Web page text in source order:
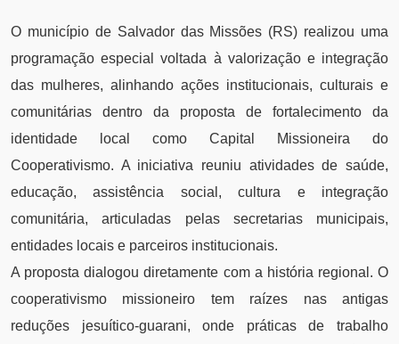
O município de Salvador das Missões (RS) realizou uma
programação especial voltada à valorização e integração
das mulheres, alinhando ações institucionais, culturais e
comunitárias dentro da proposta de fortalecimento da
identidade local como Capital Missioneira do
Cooperativismo. A iniciativa reuniu atividades de saúde,
educação, assistência social, cultura e integração
comunitária, articuladas pelas secretarias municipais,
entidades locais e parceiros institucionais.
A proposta dialogou diretamente com a história regional. O
cooperativismo missioneiro tem raízes nas antigas
reduções jesuítico-guarani, onde práticas de trabalho